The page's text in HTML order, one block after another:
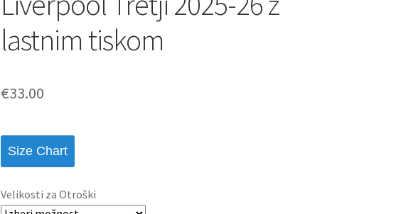
lastnim tiskom
€33.00
Size Chart
Velikosti za Otroški